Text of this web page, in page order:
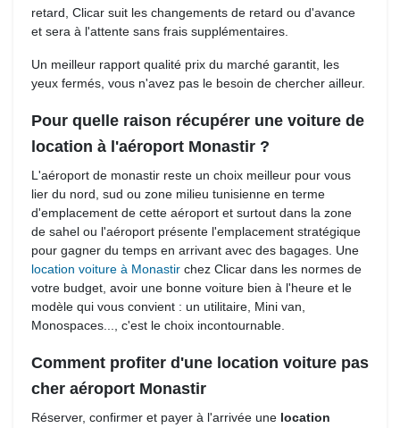
retard, Clicar suit les changements de retard ou d'avance
et sera à l'attente sans frais supplémentaires.
Un meilleur rapport qualité prix du marché garantit, les
yeux fermés, vous n'avez pas le besoin de chercher ailleur.
Pour quelle raison récupérer une voiture de
location à l'aéroport Monastir ?
L'aéroport de monastir reste un choix meilleur pour vous
lier du nord, sud ou zone milieu tunisienne en terme
d'emplacement de cette aéroport et surtout dans la zone
de sahel ou l'aéroport présente l'emplacement stratégique
pour gagner du temps en arrivant avec des bagages. Une
location voiture à Monastir chez Clicar dans les normes de
votre budget, avoir une bonne voiture bien à l'heure et le
modèle qui vous convient : un utilitaire, Mini van,
Monospaces..., c'est le choix incontournable.
Comment profiter d'une location voiture pas
cher aéroport Monastir
Réserver, confirmer et payer à l'arrivée une location